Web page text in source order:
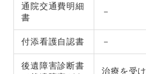
通院交通費明細
書
－
付添看護自認書 －
後遺障害診断書
治療を受